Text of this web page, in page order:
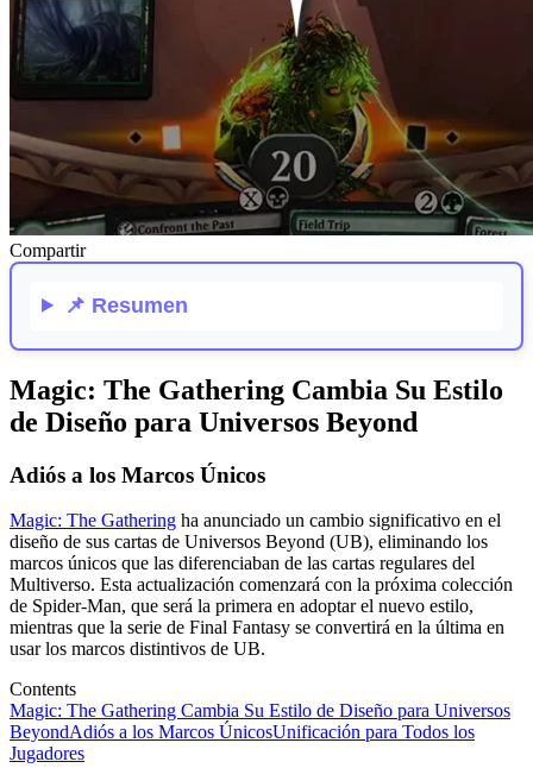
Compartir
📌 Resumen
Magic: The Gathering Cambia Su Estilo
de Diseño para Universos Beyond
Adiós a los Marcos Únicos
Magic: The Gathering ha anunciado un cambio significativo en el
diseño de sus cartas de Universos Beyond (UB), eliminando los
marcos únicos que las diferenciaban de las cartas regulares del
Multiverso. Esta actualización comenzará con la próxima colección
de Spider-Man, que será la primera en adoptar el nuevo estilo,
mientras que la serie de Final Fantasy se convertirá en la última en
usar los marcos distintivos de UB.
Contents
Magic: The Gathering Cambia Su Estilo de Diseño para Universos
BeyondAdiós a los Marcos ÚnicosUnificación para Todos los
Jugadores